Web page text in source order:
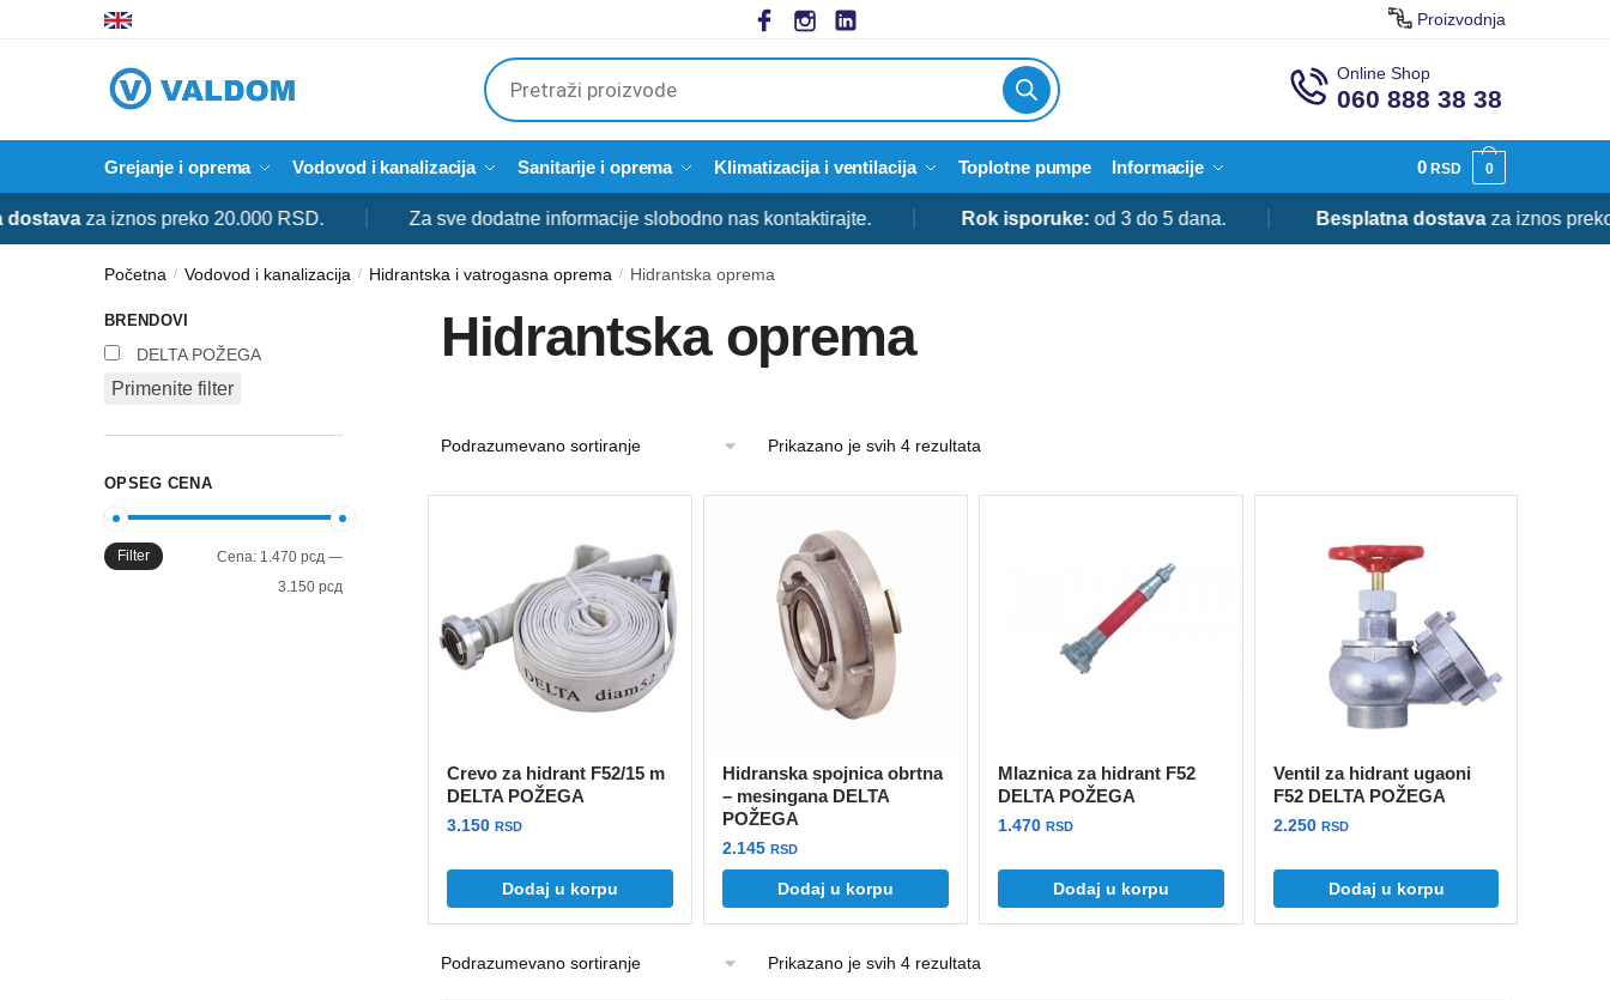
Proizvodnja
Products
search
Online Shop
060 888 38 38
Grejanje i oprema Vodovod i kanalizacija Sanitarije i oprema Klimatizacija i ventilacija Toplotne pumpe Informacije 0RSD 0
za iznos preko 20.000 RSD. Za sve dodatne informacije slobodno nas kontaktirajte. Rok isporuke:od 3 do 5 dana. Besplatna dostavaza iznos preko
Početna / Vodovod i kanalizacija / Hidrantska i vatrogasna oprema / Hidrantska oprema
Hidrantska oprema
Prikazano je svih 4 rezultata
Crevo za hidrant F52/15 m
DELTA POŽEGA
3.150RSD
Dodaj u korpu
Hidranska spojnica obrtna
– mesingana DELTA
POŽEGA
2.145RSD
Dodaj u korpu
Mlaznica za hidrant F52
DELTA POŽEGA
1.470 RSD
Dodaj u korpu
Ventil za hidrant ugaoni
F52 DELTA POŽEGA
2.250 RSD
Dodaj u korpu
Prikazano je svih 4 rezultata
BRENDOVI
DELTA POŽEGA
Primenite filter
OPSEG CENA
Minimalna
cena
Maksimalna
cena
Filter Cena: 1.470 рсд—
3.150 рсд